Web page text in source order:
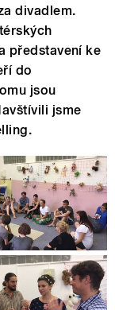
divadlem.
představení ke
do
jsou
jsme